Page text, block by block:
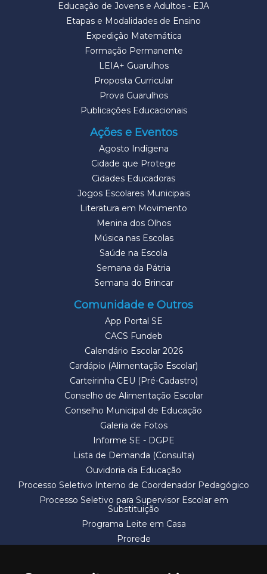
Educação de Jovens e Adultos - EJA
Etapas e Modalidades de Ensino
Expedição Matemática
Formação Permanente
LEIA+ Guarulhos
Proposta Curricular
Prova Guarulhos
Publicações Educacionais
Ações e Eventos
Agosto Indígena
Cidade que Protege
Cidades Educadoras
Jogos Escolares Municipais
Literatura em Movimento
Menina dos Olhos
Música nas Escolas
Saúde na Escola
Semana da Pátria
Semana do Brincar
Comunidade e Outros
App Portal SE
CACS Fundeb
Calendário Escolar 2026
Cardápio (Alimentação Escolar)
Carteirinha CEU (Pré-Cadastro)
Conselho de Alimentação Escolar
Conselho Municipal de Educação
Galeria de Fotos
Informe SE - DGPE
Lista de Demanda (Consulta)
Ouvidoria da Educação
Processo Seletivo Interno de Coordenador Pedagógico
Processo Seletivo para Supervisor Escolar em
Substituição
Programa Leite em Casa
Prorede